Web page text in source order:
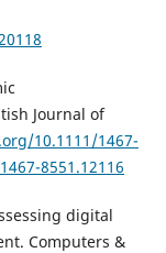
Journal of
10.1111/1467-
8551.12116
digital
Computers &